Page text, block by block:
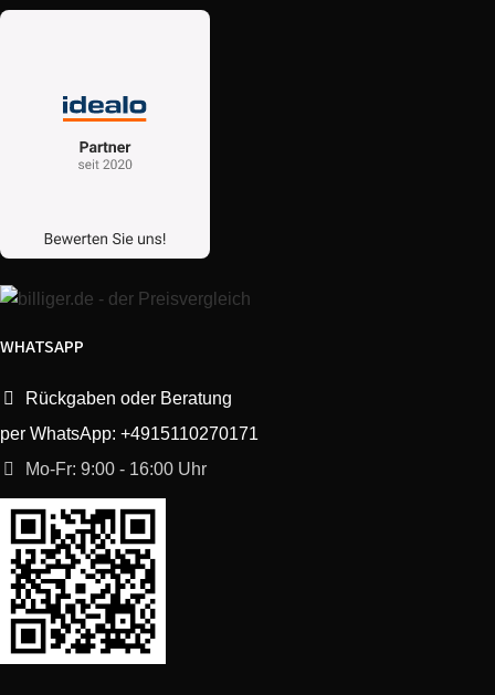
WHATSAPP
Rückgaben oder Beratung
per WhatsApp: +4915110270171
Mo-Fr: 9:00 - 16:00 Uhr